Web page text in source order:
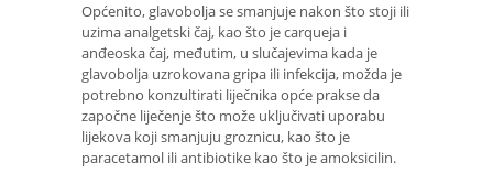
Općenito, glavobolja se smanjuje nakon što stoji ili
uzima analgetski čaj, kao što je carqueja i
anđeoska čaj, međutim, u slučajevima kada je
glavobolja uzrokovana gripa ili infekcija, možda je
potrebno konzultirati liječnika opće prakse da
započne liječenje što može uključivati ​​uporabu
lijekova koji smanjuju groznicu, kao što je
paracetamol ili antibiotike kao što je amoksicilin.